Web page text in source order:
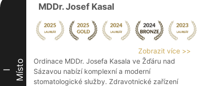
I Místo
MDDr. Josef Kasal
Zobrazit více >>
Ordinace MDDr. Josefa Kasala ve Žďáru nad
Sázavou nabízí komplexní a moderní
stomatologické služby. Zdravotnické zařízení